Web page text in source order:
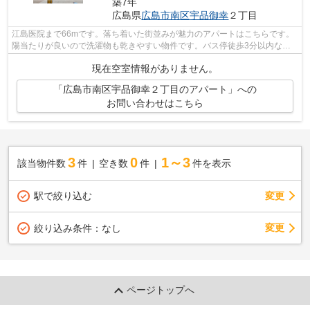
築7年
広島県広島市南区宇品御幸２丁目
江島医院まで66mです。落ち着いた街並みが魅力のアパートはこちらです。
陽当たりが良いので洗濯物も乾きやすい物件です。バス停徒歩3分以内なの
現在空室情報がありません。
「広島市南区宇品御幸２丁目のアパート」への
お問い合わせはこちら
該当物件数 3件 空き数 0 件 1～3 件を表示
駅で絞り込む 変更
絞り込み条件： なし 変更
ページトップへ